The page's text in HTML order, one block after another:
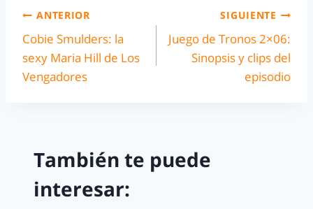
ANTERIOR
Cobie Smulders: la
sexy Maria Hill de Los
Vengadores
SIGUIENTE
Juego de Tronos 2×06:
Sinopsis y clips del
episodio
También te puede
interesar: